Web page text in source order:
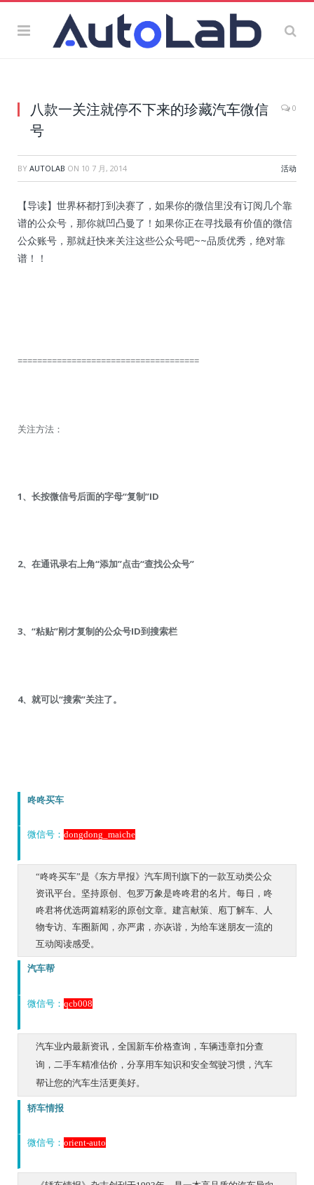
八款一关注就停不下来的珍藏汽车微信
号
0
BY AUTOLAB ON 10 7 月, 2014 活动
【导读】世界杯都打到决赛了，如果你的微信里没有订阅几个靠
谱的公众号，那你就凹凸曼了！如果你正在寻找最有价值的微信
公众账号，那就赶快来关注这些公众号吧~~品质优秀，绝对靠
谱！！
=====================================
关注方法：
1、长按微信号后面的字母“复制”ID
2、在通讯录右上角“添加”点击“查找公众号”
3、“粘贴”刚才复制的公众号ID到搜索栏
4、就可以“搜索”关注了。
咚咚买车
微信号： dongdong_maiche
“咚咚买车”是《东方早报》汽车周刊旗下的一款互动类公众
资讯平台。坚持原创、包罗万象是咚咚君的名片。每日，咚
咚君将优选两篇精彩的原创文章。建言献策、庖丁解车、人
物专访、车圈新闻，亦严肃，亦诙谐，为给车迷朋友一流的
互动阅读感受。
汽车帮
微信号： qcb008
汽车业内最新资讯，全国新车价格查询，车辆违章扣分查
询，二手车精准估价，分享用车知识和安全驾驶习惯，汽车
帮让您的汽车生活更美好。
轿车情报
微信号： orient-auto